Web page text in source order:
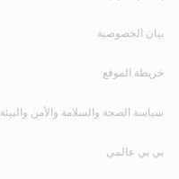
بيان الخصوصية
خريطة الموقع
سياسة الصحة والسلامة والأمن والبيئة
بي بي عالمي